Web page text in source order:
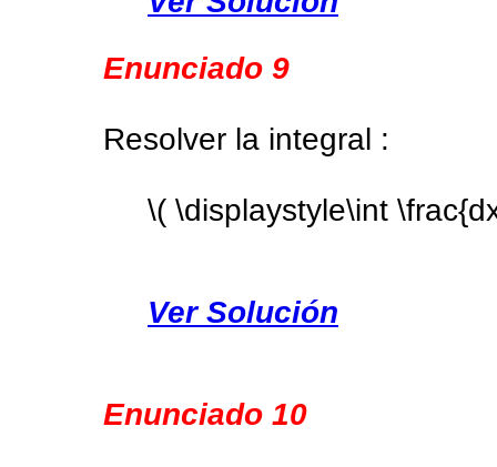
Enunciado 9
Resolver la integral :
\( \displaystyle\int
Ver Solución
Enunciado 10